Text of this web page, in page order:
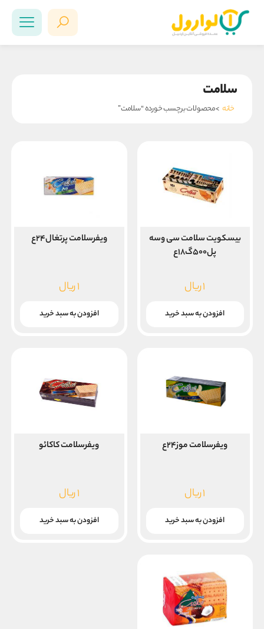
سلامت
خانه >محصولات برچسب خورده “سلامت”
بیسکویت سلامت سی وسه
پل۵۰۰گ۱۸ع
۱ریال
افزودن به سبد خرید
ویفرسلامت پرتغال۲۴ع
۱ریال
افزودن به سبد خرید
ویفرسلامت موز۲۴ع
۱ریال
افزودن به سبد خرید
ویفرسلامت کاکائو
۱ریال
افزودن به سبد خرید